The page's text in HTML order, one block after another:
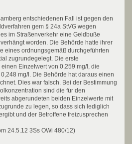
entschiedenen Fall ist gegen den
gem § 24a StVG wegen
im Straßenverkehr eine Geldbuße
worden. Die Behörde hatte ihrer
eines ordnungsgemäß durchgeführten
zugrundegelegt. Die erste
Einzelwert von 0,259 mg/l, die
mg/l. Die Behörde hat daraus einen
Dies war falsch. Bei der Bestimmung
sind die für den
abgerundeten beiden Einzelwerte mit
zu legen, so dass sich lediglich
und der Betroffene freizusprechen
24.5.12 3Ss OWi 480/12)